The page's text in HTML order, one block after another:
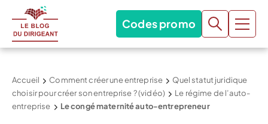
Codes promo
Accueil Comment créer une entreprise
Quel statut juridique
choisir pour créer son entreprise ? (vidéo)
Le régime de l’auto-
entreprise
Le congé maternité auto-entrepreneur